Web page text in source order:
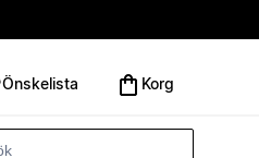
Önskelista Korg